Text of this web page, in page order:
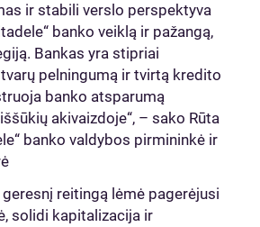
ir stabili verslo perspektyva
banko veiklą ir pažangą,
Bankas yra stipriai
pelningumą ir tvirtą kredito
banko atsparumą
akivaizdoje“, – sako Rūta
banko valdybos pirmininkė ir
geresnį reitingą lėmė pagerėjusi
solidi kapitalizacija ir